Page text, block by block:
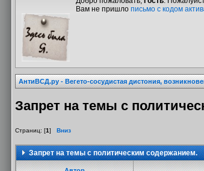
Вам не пришло письмо с кодом
АнтиВСД.ру - Вегето-сосудистая дистония,
Запрет на темы с
Страниц: [1] Вниз
Запрет на темы с политическим содержанием.